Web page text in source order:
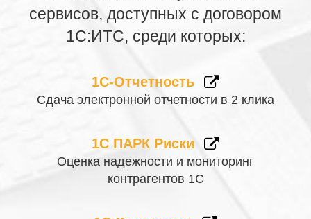
платформе «1С:Предприятия» 8.2»
«Самостоятельная интеграция конфигурации на
«Самостоятельная интеграция конфигурации на
платформе «1С:Предприятия» 7.7»
«Интеграция через REST API»
«SAP R/3 через REST/OLE/TXT»
REST/OLE/TXT»
сервисов, доступных с договором
1С:ИТС, среди которых:
1С-Отчетность
Сдача электронной отчетности в 2 клика
1С ПАРК Риски
Оценка надежности и мониторинг
контрагентов 1С